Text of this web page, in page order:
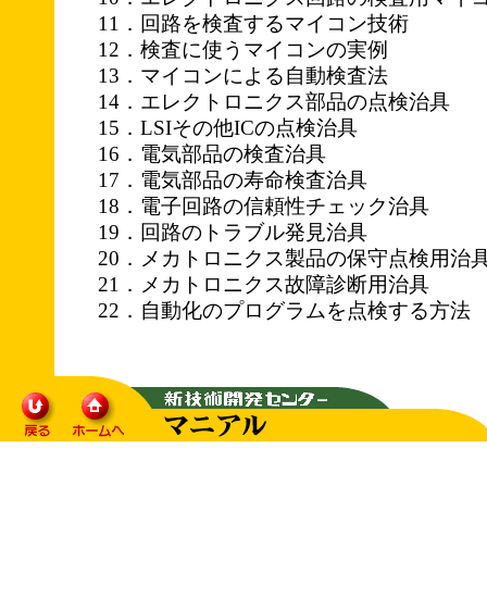
11．回路を検査するマイコン技術
12．検査に使うマイコンの実例
13．マイコンによる自動検査法
14．エレクトロニクス部品の点検治具
15．LSIその他ICの点検治具
16．電気部品の検査治具
17．電気部品の寿命検査治具
18．電子回路の信頼性チェック治具
19．回路のトラブル発見治具
20．メカトロニクス製品の保守点検用治
21．メカトロニクス故障診断用治具
22．自動化のプログラムを点検する方法